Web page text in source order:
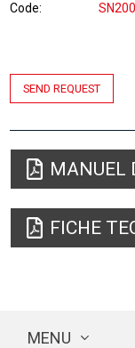
Code
SEND REQUEST
MANUEL
FICHE
MENU